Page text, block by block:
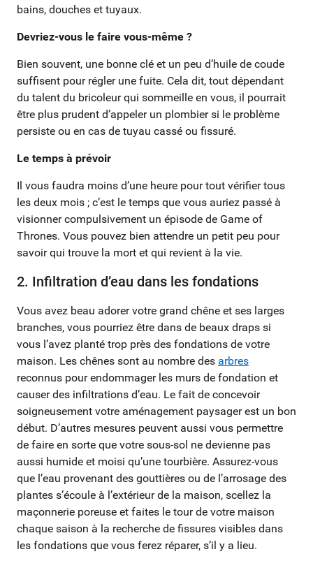
bains, douches et tuyaux.
Devriez-vous le faire vous-même ?
Bien souvent, une bonne clé et un peu d’huile de coude
suffisent pour régler une fuite. Cela dit, tout dépendant
du talent du bricoleur qui sommeille en vous, il pourrait
être plus prudent d’appeler un plombier si le problème
persiste ou en cas de tuyau cassé ou fissuré.
Le temps à prévoir
Il vous faudra moins d’une heure pour tout vérifier tous
les deux mois ; c’est le temps que vous auriez passé à
visionner compulsivement un épisode de Game of
Thrones. Vous pouvez bien attendre un petit peu pour
savoir qui trouve la mort et qui revient à la vie.
2. Infiltration d’eau dans les fondations
Vous avez beau adorer votre grand chêne et ses larges
branches, vous pourriez être dans de beaux draps si
vous l’avez planté trop près des fondations de votre
maison. Les chênes sont au nombre des arbres
reconnus pour endommager les murs de fondation et
causer des infiltrations d’eau. Le fait de concevoir
soigneusement votre aménagement paysager est un bon
début. D’autres mesures peuvent aussi vous permettre
de faire en sorte que votre sous-sol ne devienne pas
aussi humide et moisi qu’une tourbière. Assurez-vous
que l’eau provenant des gouttières ou de l’arrosage des
plantes s’écoule à l’extérieur de la maison, scellez la
maçonnerie poreuse et faites le tour de votre maison
chaque saison à la recherche de fissures visibles dans
les fondations que vous ferez réparer, s’il y a lieu.